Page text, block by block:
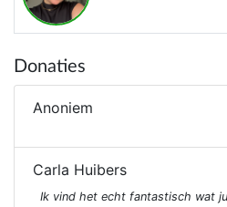
Donaties
Anoniem
Carla Huibers
Ik vind het echt fantastisch wat